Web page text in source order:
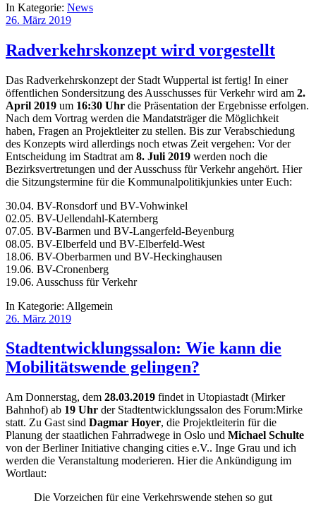
In Kategorie: News
26. März 2019
Radverkehrskonzept wird vorgestellt
Das Radverkehrskonzept der Stadt Wuppertal ist fertig! In einer
öffentlichen Sondersitzung des Ausschusses für Verkehr wird am 2.
April 2019 um 16:30 Uhr die Präsentation der Ergebnisse erfolgen.
Nach dem Vortrag werden die Mandatsträger die Möglichkeit
haben, Fragen an Projektleiter zu stellen. Bis zur Verabschiedung
des Konzepts wird allerdings noch etwas Zeit vergehen: Vor der
Entscheidung im Stadtrat am 8. Juli 2019 werden noch die
Bezirksvertretungen und der Ausschuss für Verkehr angehört. Hier
die Sitzungstermine für die Kommunalpolitikjunkies unter Euch:
30.04. BV-Ronsdorf und BV-Vohwinkel
02.05. BV-Uellendahl-Katernberg
07.05. BV-Barmen und BV-Langerfeld-Beyenburg
08.05. BV-Elberfeld und BV-Elberfeld-West
18.06. BV-Oberbarmen und BV-Heckinghausen
19.06. BV-Cronenberg
19.06. Ausschuss für Verkehr
In Kategorie: Allgemein
26. März 2019
Stadtentwicklungssalon: Wie kann die
Mobilitätswende gelingen?
Am Donnerstag, dem 28.03.2019 findet in Utopiastadt (Mirker
Bahnhof) ab 19 Uhr der Stadtentwicklungssalon des Forum:Mirke
statt. Zu Gast sind Dagmar Hoyer, die Projektleiterin für die
Planung der staatlichen Fahrradwege in Oslo und Michael Schulte
von der Berliner Initiative changing cities e.V.. Inge Grau und ich
werden die Veranstaltung moderieren. Hier die Ankündigung im
Wortlaut:
Die Vorzeichen für eine Verkehrswende stehen so gut